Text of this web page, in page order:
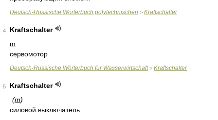
Deutsch-Russische Wörterbuch polytechnischen > Kraftschalter
4
Kraftschalter
m
сервомотор
Deutsch-Russische Wörterbuch für Wasserwirtschaft> Kraftschalter
5
Kraftschalter
(m)
силовой выключатель